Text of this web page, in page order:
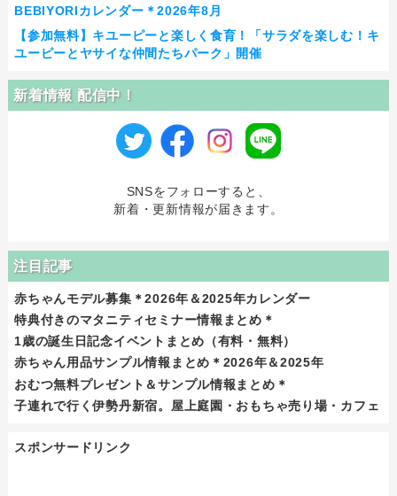
BEBIYORIカレンダー＊2026年8月
【参加無料】キユーピーと楽しく食育！「サラダを楽しむ！キ
ユーピーとヤサイな仲間たちパーク」開催
新着情報 配信中！
SNSをフォローすると、
新着・更新情報が届きます。
注目記事
赤ちゃんモデル募集＊2026年＆2025年カレンダー
特典付きのマタニティセミナー情報まとめ＊
1歳の誕生日記念イベントまとめ（有料・無料）
赤ちゃん用品サンプル情報まとめ＊2026年＆2025年
おむつ無料プレゼント＆サンプル情報まとめ＊
子連れで行く伊勢丹新宿。屋上庭園・おもちゃ売り場・カフェ
スポンサードリンク